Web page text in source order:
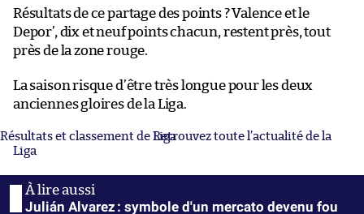
Résultats de ce partage des points ? Valence et le
Depor’, dix et neuf points chacun, restent près, tout
près de la zone rouge.
La saison risque d’être très longue pour les deux
anciennes gloires de la Liga.
Résultats et classement de LigaRetrouvez toute l’actualité de la
Liga
Julián Alvarez : symbole d'un mercato devenu fou